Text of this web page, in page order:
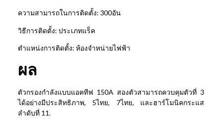
ความสามารถในการติดตั้ง: 300อัน
วิธีการติดตั้ง: ประเภทแร็ค
ตำแหน่งการติดตั้ง: ห้องจำหน่ายไฟฟ้า
ผล
ตัวกรองกำลังแบบแอคทีฟ 150A สองตัวสามารถควบคุมตัวที่ 3
ได้อย่างมีประสิทธิภาพ, 5ไทย, 7ไทย, และฮาร์โมนิคกระแส
ลำดับที่ 11.